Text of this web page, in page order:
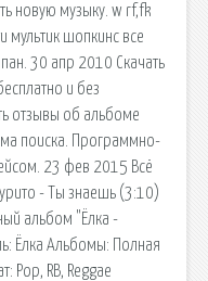
новую музыку. w rf,fk
мультик шопкинс все
30 апр 2010 Скачать
и без
отзывы об альбоме
поиска. Программно-
23 фев 2015 Всё
- Ты знаешь (3:10)
альбом "Ёлка -
Ёлка Альбомы: Полная
Pop, RB, Reggae